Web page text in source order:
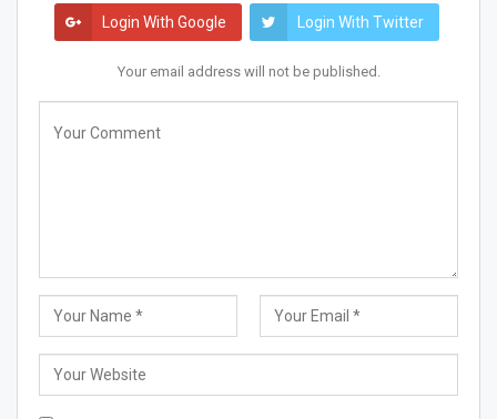
Login With Google Login With Twitter
Your email address will not be published.